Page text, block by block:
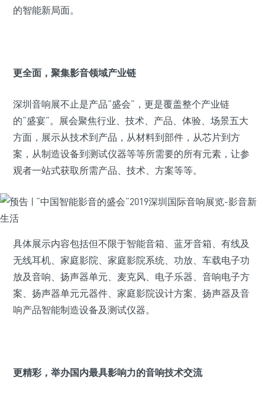
的智能新局面。
更全面，聚集影音领域产业链
深圳音响展不止是产品“盛会”，更是覆盖整个产业链
的“盛宴”。展会聚焦行业、技术、产品、体验、场景五大
方面，展示从技术到产品，从材料到部件，从芯片到方
案，从制造设备到测试仪器等等所需要的所有元素，让参
观者一站式获取所需产品、技术、方案等等。
具体展示内容包括但不限于智能音箱、蓝牙音箱、有线及
无线耳机、家庭影院、家庭影院系统、功放、车载电子功
放及音响、扬声器单元、麦克风、电子乐器、音响电子方
案、扬声器单元元器件、家庭影院设计方案、扬声器及音
响产品智能制造设备及测试仪器。
更精彩，举办国内最具影响力的音响技术交流